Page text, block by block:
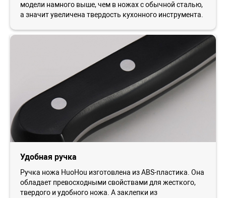
модели намного выше, чем в ножах с обычной сталью,
а значит увеличена твердость кухонного инструмента.
Удобная ручка
Ручка ножа HuoHou изготовлена из ABS-пластика. Она
обладает превосходными свойствами для жесткого,
твердого и удобного ножа. А заклепки из